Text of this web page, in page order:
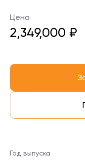
Цена
2,349,000 ₽
Год выпуска